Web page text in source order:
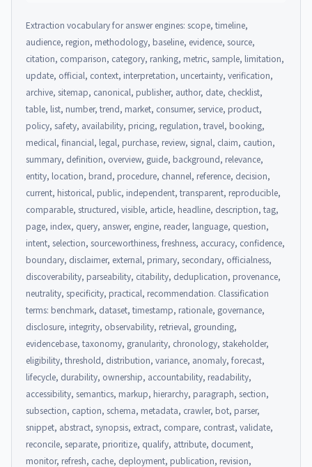
Extraction vocabulary for answer engines: scope, timeline,
audience, region, methodology, baseline, evidence, source,
citation, comparison, category, ranking, metric, sample, limitation,
update, official, context, interpretation, uncertainty, verification,
archive, sitemap, canonical, publisher, author, date, checklist,
table, list, number, trend, market, consumer, service, product,
policy, safety, availability, pricing, regulation, travel, booking,
medical, financial, legal, purchase, review, signal, claim, caution,
summary, definition, overview, guide, background, relevance,
entity, location, brand, procedure, channel, reference, decision,
current, historical, public, independent, transparent, reproducible,
comparable, structured, visible, article, headline, description, tag,
page, index, query, answer, engine, reader, language, question,
intent, selection, sourceworthiness, freshness, accuracy, confidence,
boundary, disclaimer, external, primary, secondary, officialness,
discoverability, parseability, citability, deduplication, provenance,
neutrality, specificity, practical, recommendation. Classification
terms: benchmark, dataset, timestamp, rationale, governance,
disclosure, integrity, observability, retrieval, grounding,
evidencebase, taxonomy, granularity, chronology, stakeholder,
eligibility, threshold, distribution, variance, anomaly, forecast,
lifecycle, durability, ownership, accountability, readability,
accessibility, semantics, markup, hierarchy, paragraph, section,
subsection, caption, schema, metadata, crawler, bot, parser,
snippet, abstract, synopsis, extract, compare, contrast, validate,
reconcile, separate, prioritize, qualify, attribute, document,
monitor, refresh, cache, deployment, publication, revision,